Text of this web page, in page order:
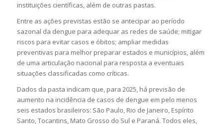
instituições científicas, além de outras pastas.
Entre as ações previstas estão se antecipar ao período
sazonal da dengue para adequar as redes de saúde; mitigar
riscos para evitar casos e óbitos; ampliar medidas
preventivas para melhor preparar estados e municípios, além
de uma articulação nacional para resposta a eventuais
situações classificadas como críticas.
Dados da pasta indicam que, para 2025, há previsão de
aumento na incidência de casos de dengue em pelo menos
seis estados brasileiros: São Paulo, Rio de Janeiro, Espírito
Santo, Tocantins, Mato Grosso do Sul e Paraná. Todos eles,